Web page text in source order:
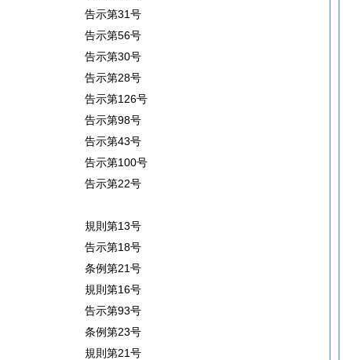
告示第31号
告示第56号
告示第30号
告示第28号
告示第126号
告示第98号
告示第43号
告示第100号
告示第22号
規則第13号
告示第18号
条例第21号
規則第16号
告示第93号
条例第23号
規則第21号